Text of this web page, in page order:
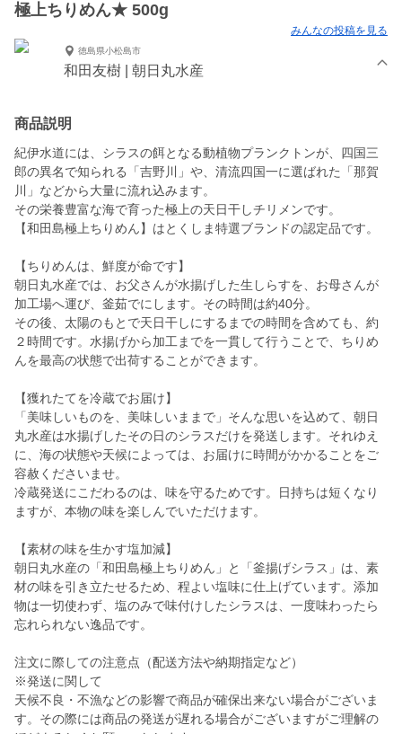
極上ちりめん★ 500g
みんなの投稿を見る
徳島県小松島市
和田友樹 | 朝日丸水産
商品説明
紀伊水道には、シラスの餌となる動植物プランクトンが、四国三
郎の異名で知られる「吉野川」や、清流四国一に選ばれた「那賀
川」などから大量に流れ込みます。
その栄養豊富な海で育った極上の天日干しチリメンです。
【和田島極上ちりめん】はとくしま特選ブランドの認定品です。
【ちりめんは、鮮度が命です】
朝日丸水産では、お父さんが水揚げした生しらすを、お母さんが
加工場へ運び、釜茹でにします。その時間は約40分。
その後、太陽のもとで天日干しにするまでの時間を含めても、約
２時間です。水揚げから加工までを一貫して行うことで、ちりめ
んを最高の状態で出荷することができます。
【獲れたてを冷蔵でお届け】
「美味しいものを、美味しいままで」そんな思いを込めて、朝日
丸水産は水揚げしたその日のシラスだけを発送します。それゆえ
に、海の状態や天候によっては、お届けに時間がかかることをご
容赦くださいませ。
冷蔵発送にこだわるのは、味を守るためです。日持ちは短くなり
ますが、本物の味を楽しんでいただけます。
【素材の味を生かす塩加減】
朝日丸水産の「和田島極上ちりめん」と「釜揚げシラス」は、素
材の味を引き立たせるため、程よい塩味に仕上げています。添加
物は一切使わず、塩のみで味付けしたシラスは、一度味わったら
忘れられない逸品です。
注文に際しての注意点（配送方法や納期指定など）
※発送に関して
天候不良・不漁などの影響で商品が確保出来ない場合がございま
す。その際には商品の発送が遅れる場合がございますがご理解の